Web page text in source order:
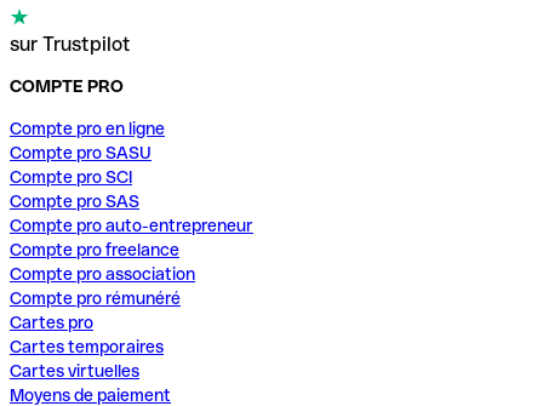
sur Trustpilot
COMPTE PRO
Compte pro en ligne
Compte pro SASU
Compte pro SCI
Compte pro SAS
Compte pro auto-entrepreneur
Compte pro freelance
Compte pro association
Compte pro rémunéré
Cartes pro
Cartes temporaires
Cartes virtuelles
Moyens de paiement